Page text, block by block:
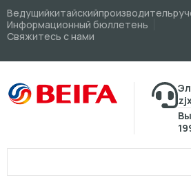
Информационный бюллетень
Свяжитесь с нами